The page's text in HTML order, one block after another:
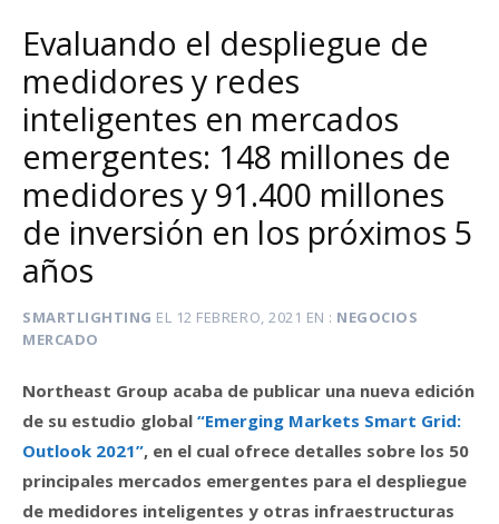
Evaluando el despliegue de
medidores y redes
inteligentes en mercados
emergentes: 148 millones de
medidores y 91.400 millones
de inversión en los próximos 5
años
SMARTLIGHTING EL 12 FEBRERO, 2021 EN
NEGOCIOS
MERCADO
Northeast Group acaba de publicar una nueva edición
de su estudio global “Emerging Markets Smart Grid:
Outlook 2021”, en el cual ofrece detalles sobre los 50
principales mercados emergentes para el despliegue
de medidores inteligentes y otras infraestructuras